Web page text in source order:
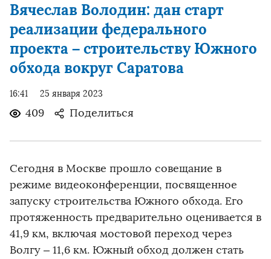
Вячеслав Володин: дан старт
реализации федерального
проекта – строительству Южного
обхода вокруг Саратова
16:41 25 января 2023
409 Поделиться
Сегодня в Москве прошло совещание в
режиме видеоконференции, посвященное
запуску строительства Южного обхода. Его
протяженность предварительно оценивается в
41,9 км, включая мостовой переход через
Волгу – 11,6 км. Южный обход должен стать